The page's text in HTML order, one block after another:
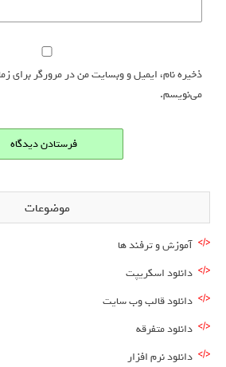
ذخیره نام، ایمیل و وبسایت من در مرورگر برای
می‌نویسم.
موضوعات
آموزش و ترفند ها
دانلود اسکریپت
دانلود قالب وب سایت
دانلود متفرقه
دانلود نرم افزار